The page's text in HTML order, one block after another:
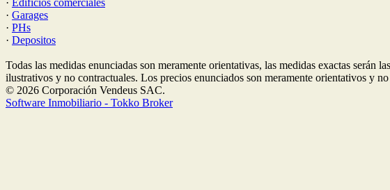
· Edificios comerciales
· Garages
· PHs
· Depositos
Todas las medidas enunciadas son meramente orientativas, las medidas exactas
ilustrativos y no contractuales. Los precios enunciados son meramente orientativos y
© 2026 Corporación Vendeus SAC.
Software Inmobiliario - Tokko Broker